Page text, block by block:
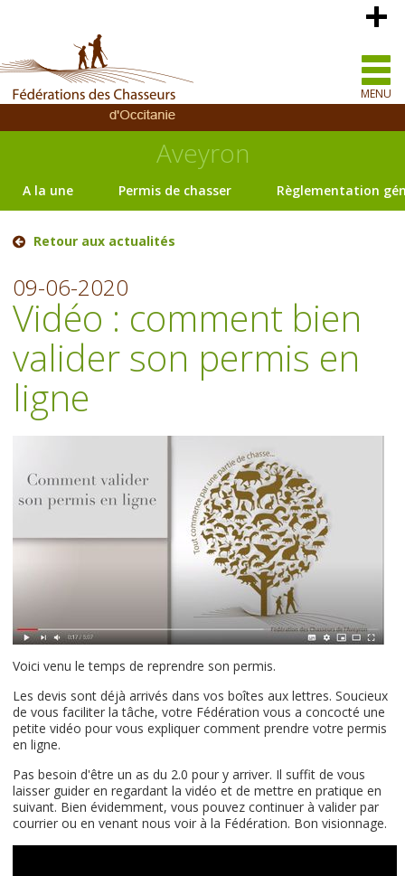
MENU
Aveyron
A la une Permis de chasser Règlementation
Retour aux actualités
09-06-2020
Vidéo : comment bien
valider son permis en
ligne
Voici venu le temps de reprendre son permis.
Les devis sont déjà arrivés dans vos boîtes aux lettres. Soucieux
de vous faciliter la tâche, votre Fédération vous a concocté une
petite vidéo pour vous expliquer comment prendre votre permis
en ligne.
Pas besoin d'être un as du 2.0 pour y arriver. Il suffit de vous
laisser guider en regardant la vidéo et de mettre en pratique en
suivant. Bien évidemment, vous pouvez continuer à valider par
courrier ou en venant nous voir à la Fédération. Bon visionnage.